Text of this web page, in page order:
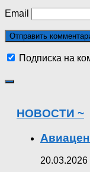
Email
Подписка на
НОВОСТИ ~
20.03.2026